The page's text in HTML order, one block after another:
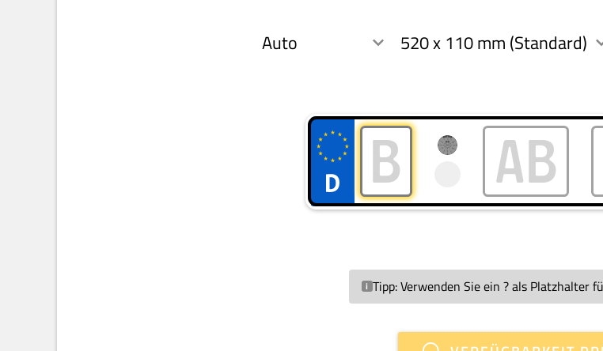
Tipp:Verwenden Sie ein ? als Platzhalter